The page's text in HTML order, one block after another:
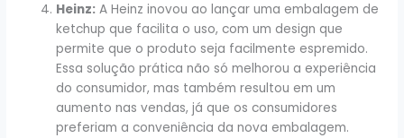
Heinz: A Heinz inovou ao lançar uma embalagem de
ketchup que facilita o uso, com um design que
permite que o produto seja facilmente espremido.
Essa solução prática não só melhorou a experiência
do consumidor, mas também resultou em um
aumento nas vendas, já que os consumidores
preferiam a conveniência da nova embalagem.